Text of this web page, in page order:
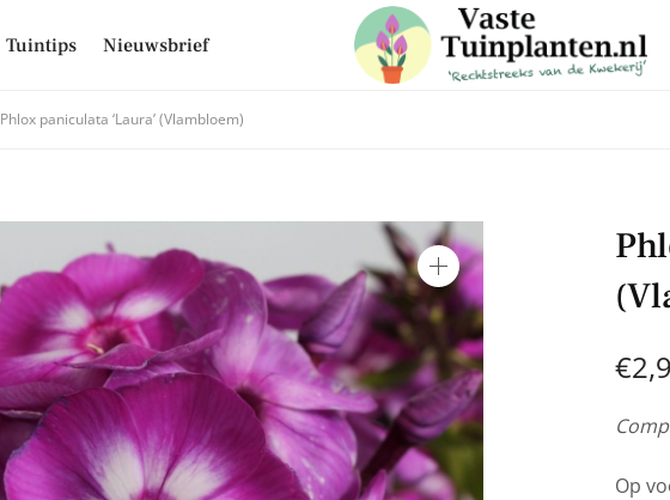
Tuintips Nieuwsbrief
Phlox paniculata ‘Laura’ (Vlambloem)
€
Op
Mis niet langer de laatste trends, ontvang handige tuin en
hoogte van alle aanbiedingen in onze webshop
E-mailadres
Inschrijven